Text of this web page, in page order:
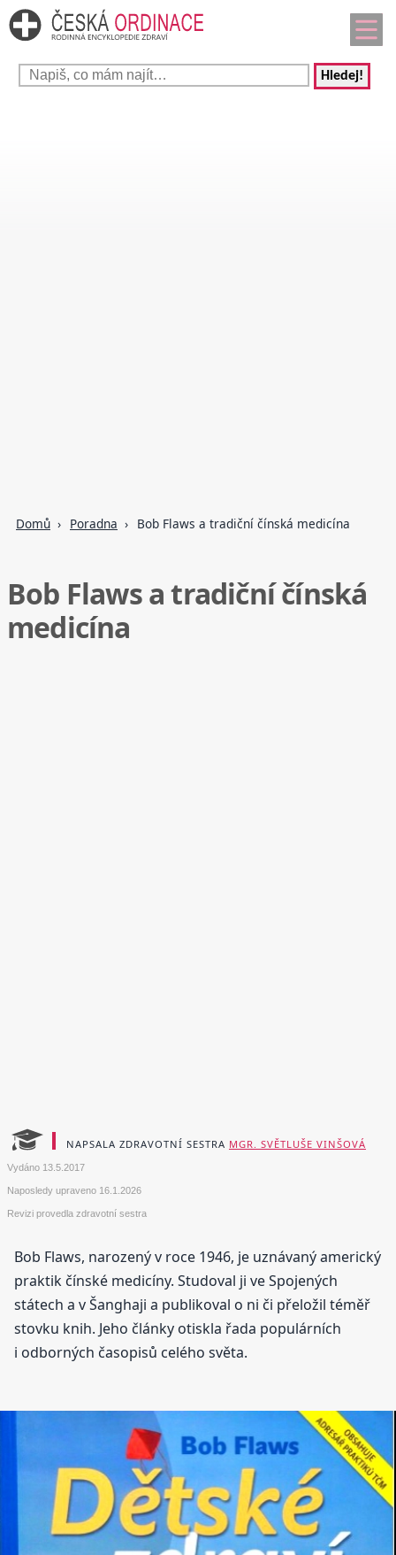
Hledej!
Domů Poradna Bob Flaws a tradiční čínská medicína
Bob Flaws a tradiční čínská
medicína
NAPSALA ZDRAVOTNÍ SESTRA MGR. SVĚTLUŠE VINŠOVÁ
Vydáno 13.5.2017
Naposledy upraveno 16.1.2026
Revizi provedla zdravotní sestra
Bob Flaws, narozený v roce 1946, je uznávaný americký
praktik čínské medicíny. Studoval ji ve Spojených
státech a v Šanghaji a publikoval o ni či přeložil téměř
stovku knih. Jeho články otiskla řada populárních
i odborných časopisů celého světa.